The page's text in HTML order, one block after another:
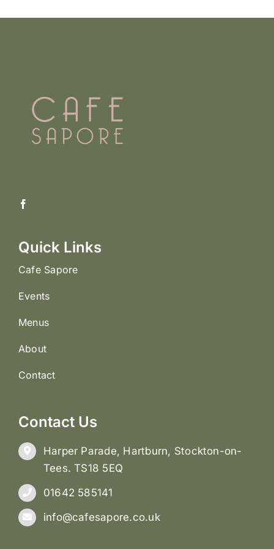
Quick Links
Cafe Sapore
Events
Menus
About
Contact
Contact Us
Harper Parade, Hartburn, Stockton-on-
Tees. TS18 5EQ
01642 585141
info@cafesapore.co.uk